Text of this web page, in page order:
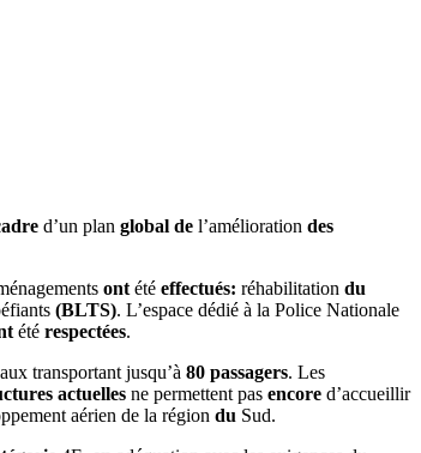
d’un plan global de l’amélioration des
ont été effectués: réhabilitation du
(BLTS). L’espace dédié à la Police Nationale
été respectées.
transportant jusqu’à 80 passagers. Les
actuelles ne permettent pas encore d’accueillir
aérien de la région du Sud.